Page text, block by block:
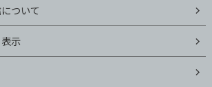
ついて
示